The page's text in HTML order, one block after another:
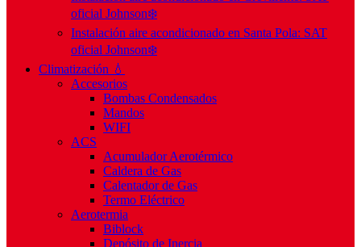
oficial Johnson❄️
Instalación aire acondicionado en Santa Pola: SAT
oficial Johnson❄️
Climatización 💧
Accesorios
Bombas Condensados
Mandos
WIFI
ACS
Acumulador Aerotérmico
Caldera de Gas
Calentador de Gas
Termo Eléctrico
Aerotermia
Biblock
Depósito de Inercia